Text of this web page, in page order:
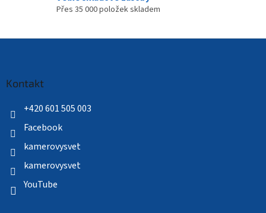
Přes 35 000 položek skladem
Kontakt
+420 601 505 003
Facebook
kamerovysvet
kamerovysvet
YouTube